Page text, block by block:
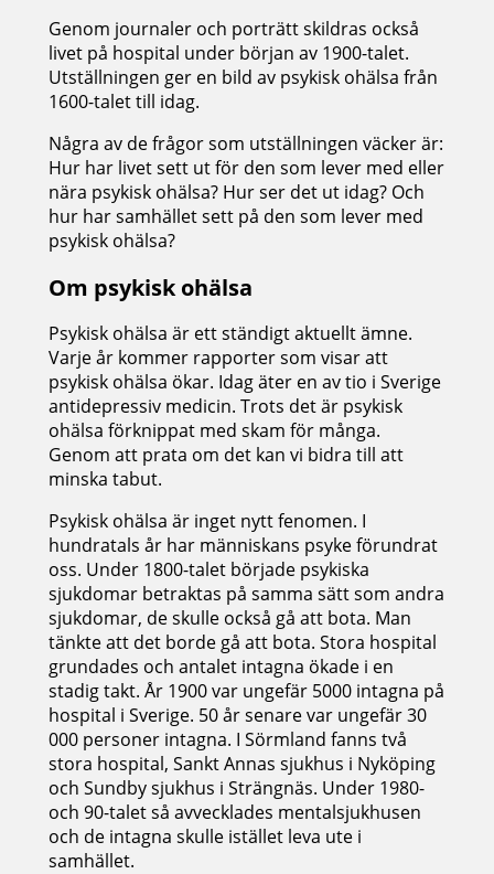
Genom journaler och porträtt skildras också
livet på hospital under början av 1900-talet.
Utställningen ger en bild av psykisk ohälsa från
1600-talet till idag.
Några av de frågor som utställningen väcker är:
Hur har livet sett ut för den som lever med eller
nära psykisk ohälsa? Hur ser det ut idag? Och
hur har samhället sett på den som lever med
psykisk ohälsa?
Om psykisk ohälsa
Psykisk ohälsa är ett ständigt aktuellt ämne.
Varje år kommer rapporter som visar att
psykisk ohälsa ökar. Idag äter en av tio i Sverige
antidepressiv medicin. Trots det är psykisk
ohälsa förknippat med skam för många.
Genom att prata om det kan vi bidra till att
minska tabut.
Psykisk ohälsa är inget nytt fenomen. I
hundratals år har människans psyke förundrat
oss. Under 1800-talet började psykiska
sjukdomar betraktas på samma sätt som andra
sjukdomar, de skulle också gå att bota. Man
tänkte att det borde gå att bota. Stora hospital
grundades och antalet intagna ökade i en
stadig takt. År 1900 var ungefär 5000 intagna på
hospital i Sverige. 50 år senare var ungefär 30
000 personer intagna. I Sörmland fanns två
stora hospital, Sankt Annas sjukhus i Nyköping
och Sundby sjukhus i Strängnäs. Under 1980-
och 90-talet så avvecklades mentalsjukhusen
och de intagna skulle istället leva ute i
samhället.